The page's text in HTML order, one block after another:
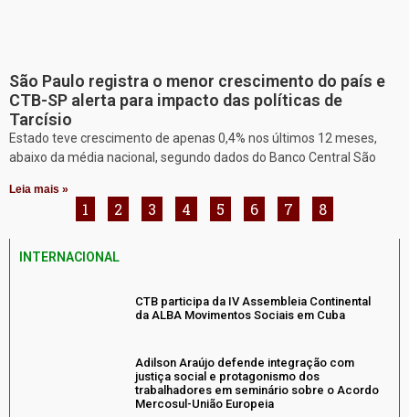
São Paulo registra o menor crescimento do país e
CTB-SP alerta para impacto das políticas de
Tarcísio
Estado teve crescimento de apenas 0,4% nos últimos 12 meses,
abaixo da média nacional, segundo dados do Banco Central São
Leia mais »
1 2 3 4 5 6 7 8
INTERNACIONAL
CTB participa da IV Assembleia Continental
da ALBA Movimentos Sociais em Cuba
Adilson Araújo defende integração com
justiça social e protagonismo dos
trabalhadores em seminário sobre o Acordo
Mercosul-União Europeia